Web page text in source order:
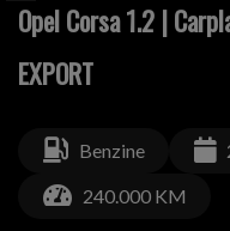
Opel Corsa 1.2 |
EXPORT
Benzine
240.000 KM